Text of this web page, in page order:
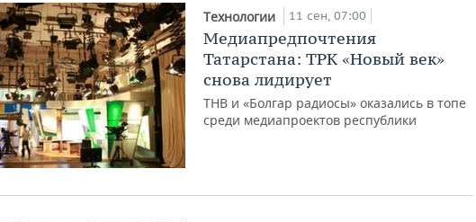
Технологии 11 сен, 07:00
Медиапредпочтения
Татарстана: ТРК «Новый век»
снова лидирует
ТНВ и «Болгар радиосы» оказались в топе
среди медиапроектов республики